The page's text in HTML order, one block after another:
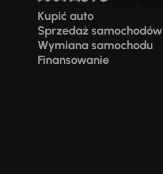
Kupić auto
Sprzedaż samochodów
Wymiana samochodu
Finansowanie